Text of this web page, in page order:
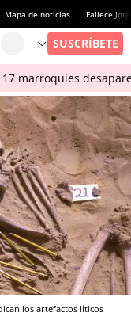
Mapa de noticias Fallece
marroquíes
los artefactos líticos